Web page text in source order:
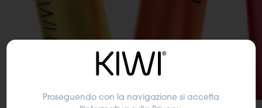
Proseguendo con la navigazione si accetta